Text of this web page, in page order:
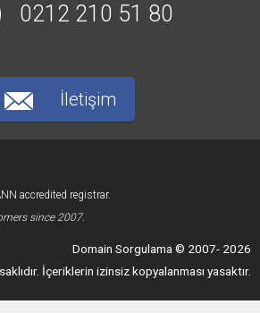
0212 210 51 80
İletişim
accredited registrar.
since 2007.
Domain Sorgulama © 2007- 2026
İçeriklerin izinsiz kopyalanması yasaktır.